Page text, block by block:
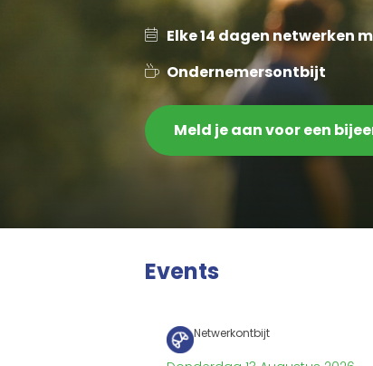
Elke 14 dagen netwerken
Ondernemersontbijt
Meld je aan voor een
Events
Netwerkontbijt